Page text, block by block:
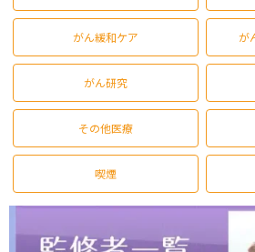
がん緩和ケア が
がん研究
その他医療
喫煙